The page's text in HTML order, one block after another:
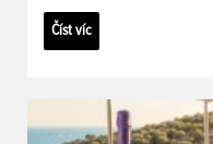
Číst víc